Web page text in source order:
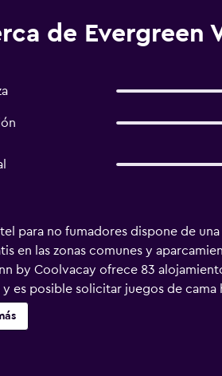
de Evergreen
para no fumadores dispone de
en las zonas comunes y
by Coolvacay ofrece 83
y es posible solicitar juegos de
en las instalaciones o cerca del